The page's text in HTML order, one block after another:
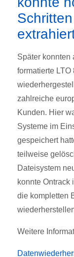
Später konnten
formatierte
zahlreiche
Kunden. Hier
Systeme im
gespeichert
teilweise
Dateisystem
konnte Ontrack
die kompletten
Weitere